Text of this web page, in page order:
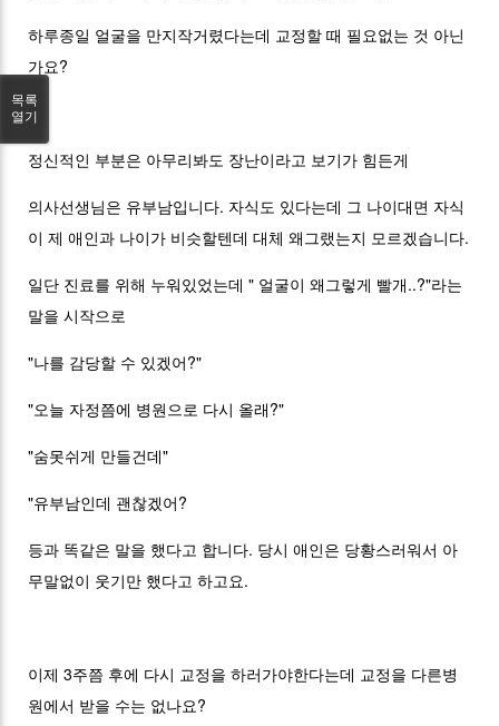
하루종일 얼굴을 만지작거렸다는데 교정할 때 필요없는 것 아닌
가요?
정신적인 부분은 아무리봐도 장난이라고 보기가 힘든게
의사선생님은 유부남입니다. 자식도 있다는데 그 나이대면 자식
이 제 애인과 나이가 비슷할텐데 대체 왜그랬는지 모르겠습니다.
일단 진료를 위해 누워있었는데 " 얼굴이 왜그렇게 빨개..?"라는
말을 시작으로
"나를 감당할 수 있겠어?"
"오늘 자정쯤에 병원으로 다시 올래?"
"숨못쉬게 만들건데"
"유부남인데 괜찮겠어?
등과 똑같은 말을 했다고 합니다. 당시 애인은 당황스러워서 아
무말없이 웃기만 했다고 하고요.
이제 3주쯤 후에 다시 교정을 하러가야한다는데 교정을 다른병
원에서 받을 수는 없나요?
목록
열기